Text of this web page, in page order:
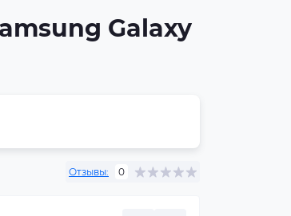
Galaxy
Отзывы: 0